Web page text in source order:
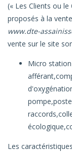
(« Les Clients ou
proposés à la
www.dte-
vente sur le site
Micro
Les